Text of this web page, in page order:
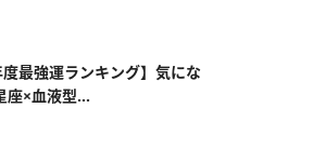
度最強運ランキング】気にな
×血液型...